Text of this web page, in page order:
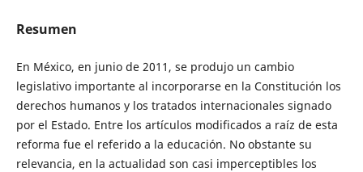
Resumen
En México, en junio de 2011, se produjo un cambio
legislativo importante al incorporarse en la Constitución los
derechos humanos y los tratados internacionales signado
por el Estado. Entre los artículos modificados a raíz de esta
reforma fue el referido a la educación. No obstante su
relevancia, en la actualidad son casi imperceptibles los